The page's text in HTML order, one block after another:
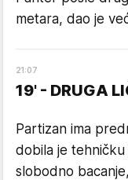
metara, dao je
21:07
19' - DRUGA
Partizan ima
dobila je
slobodno